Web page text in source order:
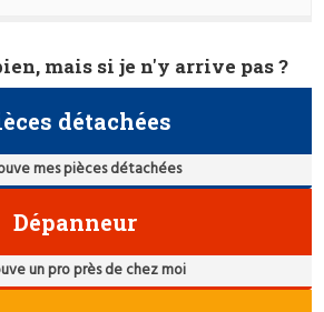
mais si je n'y arrive pas ?
détachées
mes pièces détachées
Dépanneur
un pro près de chez moi